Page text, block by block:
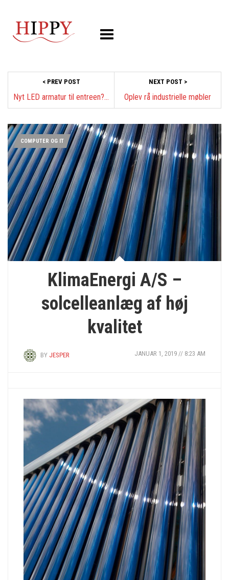
< PREV POST
Nyt LED armatur til entreen? Se mere her
NEXT POST >
Oplev rå industrielle møbler
COMPUTER OG IT
KlimaEnergi A/S –
solcelleanlæg af høj
kvalitet
BY JESPER JANUAR 1, 2019 // 8:23 AM